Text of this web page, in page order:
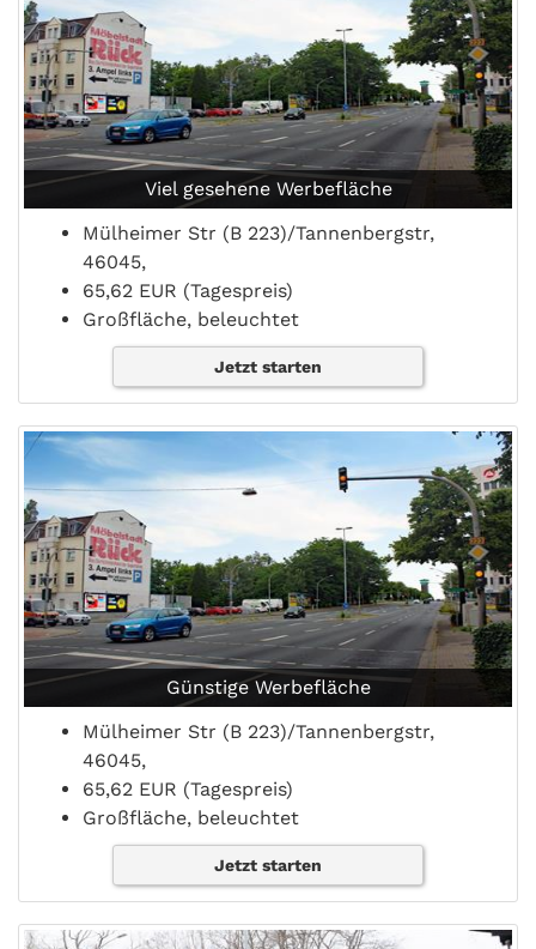
Viel gesehene Werbefläche
Mülheimer Str (B 223)/Tannenbergstr,
46045,
65,62 EUR (Tagespreis)
Großfläche, beleuchtet
Jetzt starten
Günstige Werbefläche
Mülheimer Str (B 223)/Tannenbergstr,
46045,
65,62 EUR (Tagespreis)
Großfläche, beleuchtet
Jetzt starten